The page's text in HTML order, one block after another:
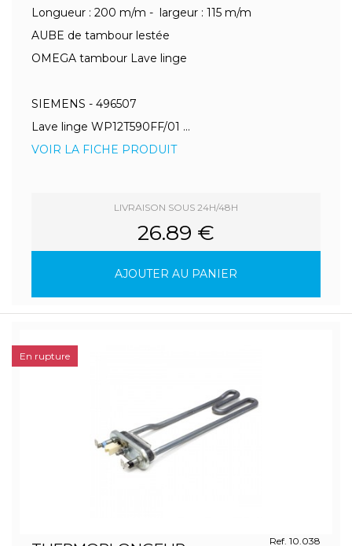
Longueur : 200 m/m - largeur : 115 m/m
AUBE de tambour lestée
OMEGA tambour Lave linge
SIEMENS - 496507
Lave linge WP12T590FF/01 ...
VOIR LA FICHE PRODUIT
LIVRAISON SOUS 24H/48H
26.89 €
AJOUTER AU PANIER
Ref. 10.038
En rupture